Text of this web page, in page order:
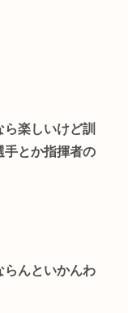
楽しいけど訓
手とか指揮者の
らんといかんわ